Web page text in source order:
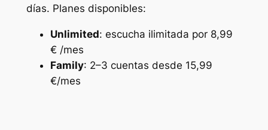
días. Planes disponibles:
Unlimited: escucha ilimitada por 8,99
€ /mes
Family: 2–3 cuentas desde 15,99
€/mes